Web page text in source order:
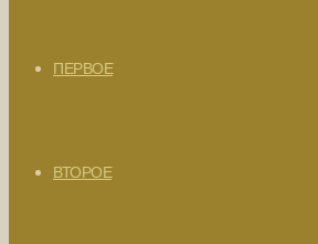
ПЕРВОЕ
ВТОРОЕ